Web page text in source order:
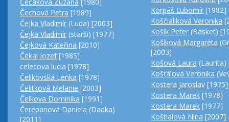
Čechová Petra [1989]
Čejka Vladimír (Luda) [2003]
Čejka Vladimír (starši) [1977]
Čejková Kateřina [2010]
Čekal Jozef[1985]
celecova lucia [1978]
Čelikovská Lenka [1978]
Čelitková Melanie [2003]
Čelkova Dominika [1991]
Čerepanová Daniela (Dadka)
[2011]
Korpáš Ľubomír [1982]
Koščialiková Veronika
Košík Peter (Basket)
Košíková Margaréta
[2003]
Košová Laura (Laurita)
Košťálová Veronika
Kostera Jaroslav [1975]
Kostera Marek [1978]
Kostera Marek [1977]
Koštialová Nina [2007]